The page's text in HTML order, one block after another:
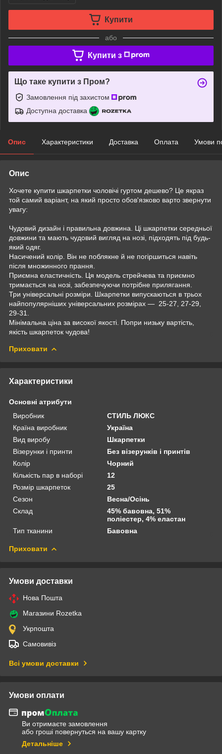
Купити
або
Купити з
Що таке купити з Пром?
Замовлення під захистом
Доступна доставка
Опис Характеристики Доставка Оплата Умови
Опис
Хочете купити шкарпетки чоловічі гуртом дешево? Це якраз
той самий варіант, на який просто обов'язково варто звернути
увагу:
Чудовий дизайн і правильна довжина. Ці шкарпетки середньої
довжини та мають чудовий вигляд на нозі, підходять під будь-
який одяг.
Насичений колір. Він не поблякне й не погіршиться навіть
після множинного прання.
Приємна еластичність. Ця модель стрейчева та приємно
тримається на нозі, забезпечуючи потрібне прилягання.
Три універсальні розміри. Шкарпетки випускаються в трьох
найпопулярніших універсальних розмірах — 25-27, 27-29,
29-31.
Мінімальна ціна за високої якості. Попри низьку вартість,
якість шкарпеток чудова!
Приховати
Характеристики
Основні атрибути
Виробник
СТИЛЬ ЛЮКС
Країна виробник
Україна
Вид виробу
Шкарпетки
Візерунки і принти
Без візерунків і принтів
Колір
Чорний
Кількість пар в наборі
12
Розмір шкарпеток
25
Сезон
Весна/Осінь
Склад
45% бавовна, 51%
поліестер, 4% еластан
Тип тканини
Бавовна
Приховати
Умови доставки
Нова Пошта
Магазини Rozetka
Укрпошта
Самовивіз
Всі умови доставки
Умови оплати
Ви отримаєте замовлення
або гроші повернуться на вашу картку
Детальніше